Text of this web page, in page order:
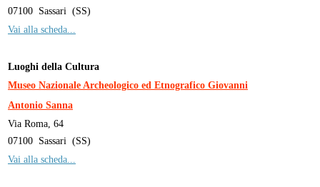
07100 Sassari (SS)
Vai alla scheda...
Luoghi della Cultura
Museo Nazionale Archeologico ed Etnografico Giovanni
Antonio Sanna
Via Roma, 64
07100 Sassari (SS)
Vai alla scheda...